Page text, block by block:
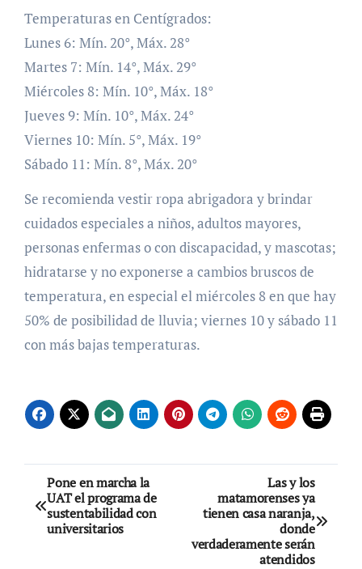
Temperaturas en Centígrados:
Lunes 6: Mín. 20°, Máx. 28°
Martes 7: Mín. 14°, Máx. 29°
Miércoles 8: Mín. 10°, Máx. 18°
Jueves 9: Mín. 10°, Máx. 24°
Viernes 10: Mín. 5°, Máx. 19°
Sábado 11: Mín. 8°, Máx. 20°
Se recomienda vestir ropa abrigadora y brindar
cuidados especiales a niños, adultos mayores,
personas enfermas o con discapacidad, y mascotas;
hidratarse y no exponerse a cambios bruscos de
temperatura, en especial el miércoles 8 en que hay
50% de posibilidad de lluvia; viernes 10 y sábado 11
con más bajas temperaturas.
Navegación
de
entradas
Pone en marcha la
UAT el programa de
sustentabilidad con
universitarios
Las y los
matamorenses ya
tienen casa naranja,
donde
verdaderamente serán
atendidos